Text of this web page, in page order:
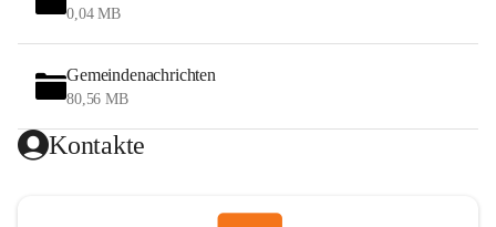
0,04 MB
Gemeindenachrichten
80,56 MB
Kontakte